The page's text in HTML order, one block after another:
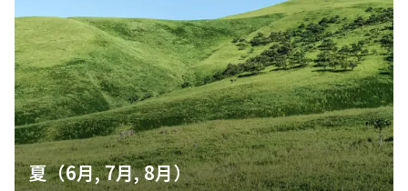
夏（6月, 7月, 8月）